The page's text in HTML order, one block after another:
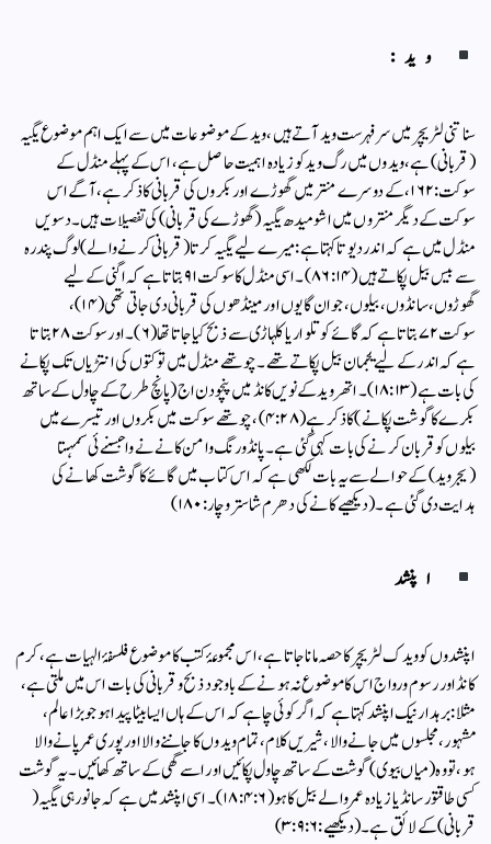
وید:
سناتنی لٹریچر میں سر فہرست وید آتے ہیں، وید کے موضوعات میں سے ایک اہم موضوع یگیہ
(قربانی) ہے، ویدوں میں رگ وید کو زیادہ اہمیت حاصل ہے، اس کے پہلے منڈل کے
سوکت: ۱۶۲، کے دوسرے منتر میں گھوڑے اور بکروں کی قربانی کا ذکر ہے، آگے اس
سوکت کے دیگر منتروں میں اشومیدھ یگیہ (گھوڑے کی قربانی) کی تفصیلات ہیں۔دسویں
منڈل میں ہے کہ اندر دیوتا کہتا ہے: میرے لیے یگیہ کرتا (قربانی کرنے والے) لوگ پندرہ
سے بیس بیل پکاتے ہیں (۸۶:۱۴) ۔اسی منڈل کا سوکت ۹۱ بتاتا ہے کہ اگنی کے لیے
گھوڑوں،سانڈوں، بیلوں، جوان گایوں اور مینڈھوں کی قربانی دی جاتی تھی (۱۴)،
سوکت ۷۲ بتاتا ہے کہ گائے کو تلوار یا کلہاڑی سے ذبح کیا جاتا تھا (۶)۔ اور سوکت ۲۸ بتاتا
ہے کہ اندر کے لیے یجمان بیل پکاتے تھے۔ چوتھے منڈل میں تو کتوں کی انتڑیاں تک پکانے
کی بات ہے (۱۸:۱۳)۔اتھر وید کے نویں کانڈ میں پنچودن اج (پانچ طرح کے چاول کے ساتھ
بکرے کا گوشت پکانے)کا ذکر ہے (۴:۲۸) ، چوتھے سوکت میں بکروں اور تیسرے میں
بیلوں کو قربان کرنے کی بات کہی گئی ہے۔ پانڈو رنگ وامن کانےنے واجسنے ئی سمہتا
(یجروید) کے حوالے سے یہ بات لکھی ہے کہ اس کتاب میں گائے کا گوشت کھانے کی
ہدایت دی گئی ہے۔ (دیکھیے کانے کی دھرم شاستر وچار: ۱۸۰)
اپنشد
اپنشد وں کو ویدک لٹریچر کا حصہ مانا جاتا ہے، اس مجموعۂ کتب کا موضوع فلسفۂ الہیات ہے، کرم
کانڈ اور رسوم ورواج اس کا موضوع نہ ہونے کے باوجود ذبح وقربانی کی بات اس میں ملتی ہے،
مثلا: برہدارنیک اپنشد کہتا ہے کہ اگر کوئی چاہے کہ اس کے ہاں ایسا بیٹا پیدا ہو جو بڑا عالم،
مشہور، مجلسوں میں جانے والا، شیریں کلام، تمام ویدوں کا جاننے والا اور پوری عمر پانے والا
ہو، تو وہ (میاں بیوی) گوشت کے ساتھ چاول پکائیں اور اسے گھی کے ساتھ کھائیں۔ یہ گوشت
کسی طاقتور سانڈ یا زیادہ عمر والے بیل کا ہو (۱۸:۴:۶)۔ اسی اپنشد میں ہے کہ جانور ہی یگیہ (
قربانی) کے لائق ہے۔(دیکھیے: ۳:۹:۶)